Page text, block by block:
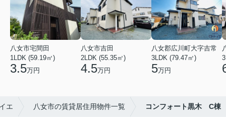
八女市宅間田
1LDK (59.19㎡)
3.5万円
八女市吉田
2LDK (55.35㎡)
4.5万円
八女郡広川町大字吉常
3LDK (79.47㎡)
5万円
エ 八女市の賃貸居住用物件一覧 コンフォート黒木 C棟